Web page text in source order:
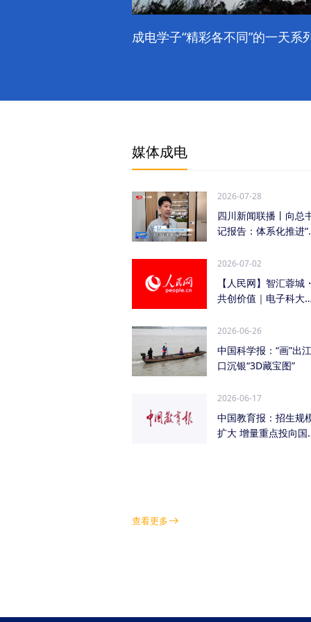
成电学子“精彩各不同”的一天系
媒体成电
2026-07-28
四川新闻联播丨向总
记报告：体系化推进“
2026-07-02
【人民网】智汇蓉城
共创价值｜电子科大
2026-06-26
中国科学报：“画”出江
口沉银“3D藏宝图”
2026-06-17
中国教育报：招生规
扩大 增量重点投向国
查看更多